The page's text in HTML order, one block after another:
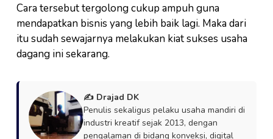
Cara tersebut tergolong cukup ampuh guna
mendapatkan bisnis yang lebih baik lagi. Maka dari
itu sudah sewajarnya melakukan kiat sukses usaha
dagang ini sekarang.
✍️ Drajad DK
Penulis sekaligus pelaku usaha mandiri di
industri kreatif sejak 2013, dengan
pengalaman di bidang konveksi, digital